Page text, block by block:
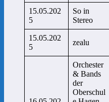
15.05.202
5
So in
Stereo
15.05.202
5
zealu
Orchester
& Bands
der
Oberschul